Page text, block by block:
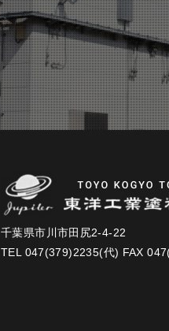
千葉県市川市田尻2-4-22
TEL 047(379)2235(代) FAX